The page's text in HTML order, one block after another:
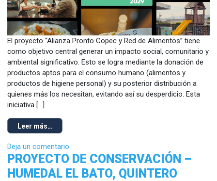
El proyecto “Alianza Pronto Copec y Red de Alimentos” tiene
como objetivo central generar un impacto social, comunitario y
ambiental significativo. Esto se logra mediante la donación de
productos aptos para el consumo humano (alimentos y
productos de higiene personal) y su posterior distribución a
quienes más los necesitan, evitando así su desperdicio. Esta
iniciativa […]
Leer más…
Deja un comentario
PROYECTO DE CONSERVACIÓN –
HUMEDAL EL BATO, QUINTERO